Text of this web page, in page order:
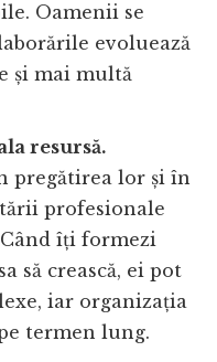
Oamenii se
evoluează
și mai multă
resursă.
pregătirea lor și în
profesionale
îți formezi
să crească, ei pot
iar organizația
termen lung.